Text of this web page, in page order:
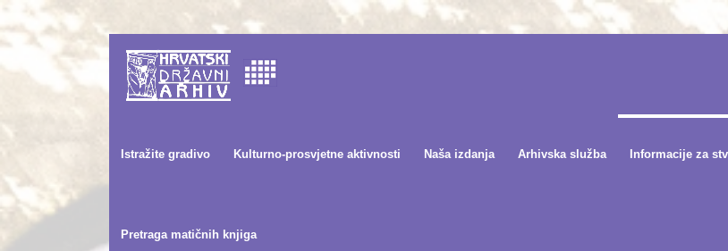
Istražite gradivo Kulturno-prosvjetne aktivnosti Naša izdanja Arhivska služba Informacije za
Pretraga matičnih knjiga